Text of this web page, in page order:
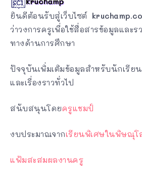
ยินดีต้อนรับสู่เว็บไซต์
ว่าวงการครูเพื่อใช้สื่อสารข้อมูลและ
ทางด้านการศึกษา
ปัจจุบันเพิ่มเติมข้อมูลสำหรับนักเรี
และเรื่องราวทั่วไป
สนับสนุนโดยครูแชมป์
งบประมาณจากเรียนพิเศษในพิษณุโ
แฟ้มสะสมผลงานครู